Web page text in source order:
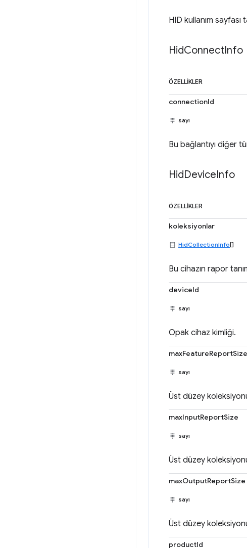
HID kullanım sayfası
HidConnectInfo
ÖZELLIKLER
connectionId
sayı
Bu bağlantıyı diğer
HidDeviceInfo
ÖZELLIKLER
koleksiyonlar
HidCollectionInfo[]
Bu cihazın rapor
deviceId
sayı
Opak cihaz kimliği.
maxFeatureReportSize
sayı
Üst düzey
maxInputReportSize
sayı
Üst düzey
maxOutputReportSize
sayı
Üst düzey
productId